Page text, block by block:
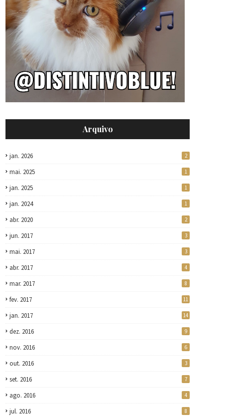
Arquivo
jan. 2026 2
mai. 2025 1
jan. 2025 1
jan. 2024 1
abr. 2020 2
jun. 2017 3
mai. 2017 3
abr. 2017 4
mar. 2017 8
fev. 2017 11
jan. 2017 14
dez. 2016 9
nov. 2016 6
out. 2016 3
set. 2016 7
ago. 2016 4
jul. 2016 8